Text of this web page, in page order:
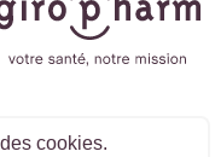
votre service